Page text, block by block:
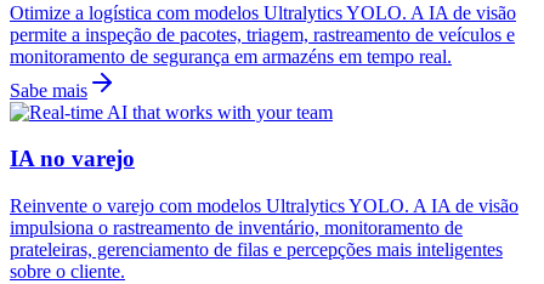
Otimize a logística com modelos Ultralytics YOLO. A IA de visão
permite a inspeção de pacotes, triagem, rastreamento de veículos e
monitoramento de segurança em armazéns em tempo real.
Sabe mais
IA no varejo
Reinvente o varejo com modelos Ultralytics YOLO. A IA de visão
impulsiona o rastreamento de inventário, monitoramento de
prateleiras, gerenciamento de filas e percepções mais inteligentes
sobre o cliente.